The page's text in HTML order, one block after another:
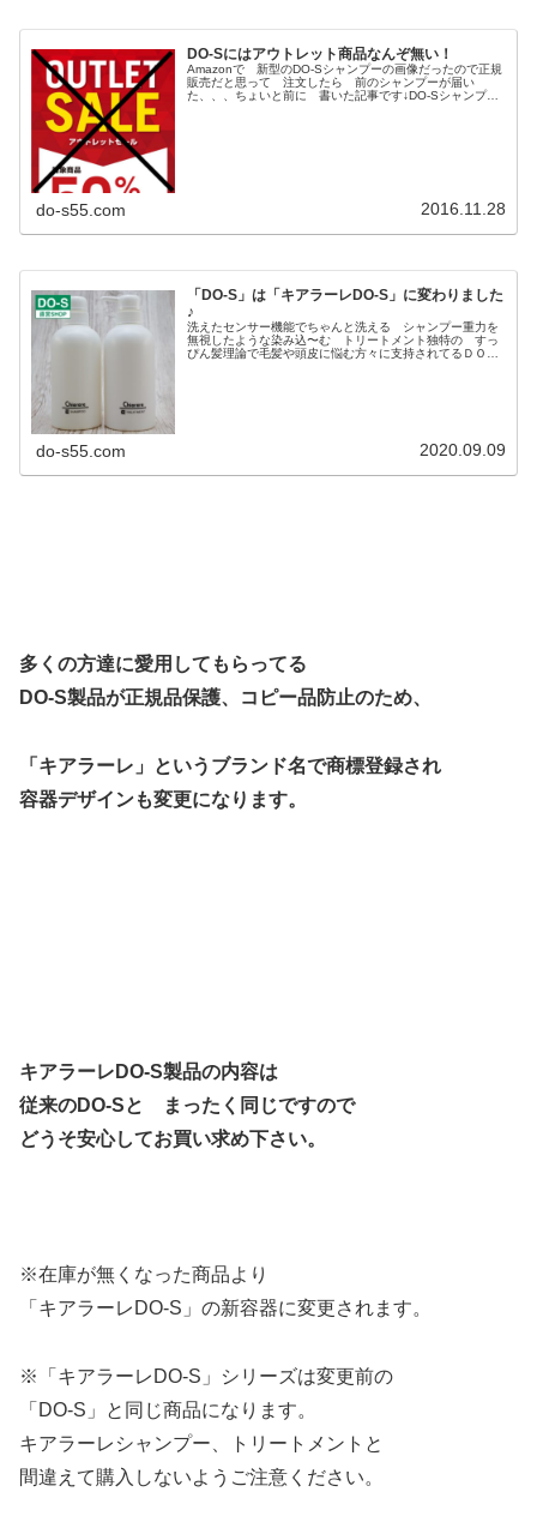
DO-Sにはアウトレット商品なんぞ無い！
Amazonで 新型のDO-Sシャンプーの画像だったので正規
販売だと思って 注文したら 前のシャンプーが届い
た、、、ちょいと前に 書いた記事です↓DO-Sシャンプー
do-s55.com 2016.11.28
「DO-S」は「キアラーレDO-S」に変わりました
♪
洗えたセンサー機能でちゃんと洗える シャンプー重力を
無視したような染み込〜む トリートメント独特の すっ
ぴん髪理論で毛髪や頭皮に悩む方々に支持されてるＤＯ－
do-s55.com 2020.09.09
多くの方達に愛用してもらってる
DO-S製品が正規品保護、コピー品防止のため、
「キアラーレ」というブランド名で商標登録され
容器デザインも変更になります。
キアラーレDO-S製品の内容は
従来のDO-Sと まったく同じですので
どうそ安心してお買い求め下さい。
※在庫が無くなった商品より
「キアラーレDO-S」の新容器に変更されます。
※「キアラーレDO-S」シリーズは変更前の
「DO-S」と同じ商品になります。
キアラーレシャンプー、トリートメントと
間違えて購入しないようご注意ください。